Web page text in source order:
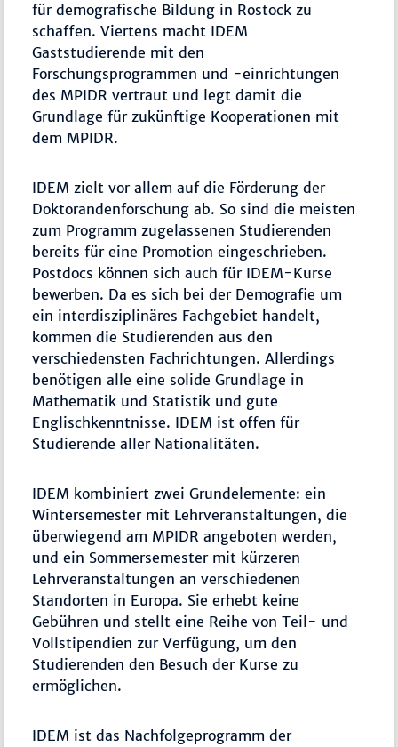
für demografische Bildung in Rostock zu
schaffen. Viertens macht IDEM
Gaststudierende mit den
Forschungsprogrammen und -einrichtungen
des MPIDR vertraut und legt damit die
Grundlage für zukünftige Kooperationen mit
dem MPIDR.
IDEM zielt vor allem auf die Förderung der
Doktorandenforschung ab. So sind die meisten
zum Programm zugelassenen Studierenden
bereits für eine Promotion eingeschrieben.
Postdocs können sich auch für IDEM-Kurse
bewerben. Da es sich bei der Demografie um
ein interdisziplinäres Fachgebiet handelt,
kommen die Studierenden aus den
verschiedensten Fachrichtungen. Allerdings
benötigen alle eine solide Grundlage in
Mathematik und Statistik und gute
Englischkenntnisse. IDEM ist offen für
Studierende aller Nationalitäten.
IDEM kombiniert zwei Grundelemente: ein
Wintersemester mit Lehrveranstaltungen, die
überwiegend am MPIDR angeboten werden,
und ein Sommersemester mit kürzeren
Lehrveranstaltungen an verschiedenen
Standorten in Europa. Sie erhebt keine
Gebühren und stellt eine Reihe von Teil- und
Vollstipendien zur Verfügung, um den
Studierenden den Besuch der Kurse zu
ermöglichen.
IDEM ist das Nachfolgeprogramm der